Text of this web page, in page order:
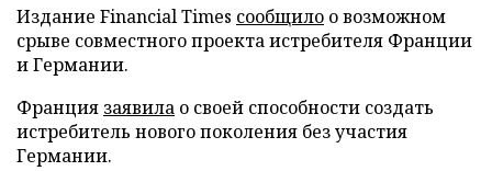
Издание Financial Times сообщило о возможном
срыве совместного проекта истребителя Франции
и Германии.
Франция заявила о своей способности создать
истребитель нового поколения без участия
Германии.